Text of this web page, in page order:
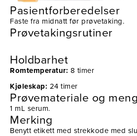
Pasientforberedelser
Faste fra midnatt før prøvetaking.
Prøvetakingsrutiner
Holdbarhet
Romtemperatur: 8 timer
Kjøleskap: 24 timer
Prøvemateriale og
1 mL serum.
Merking
Benytt etikett med strekkode med